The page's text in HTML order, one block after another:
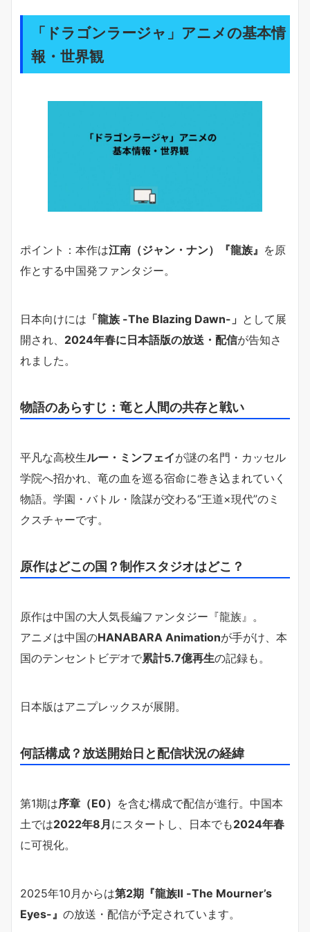
「ドラゴンラージャ」アニメの基本情
報・世界観
ポイント：本作は江南（ジャン・ナン）『龍族』 を原
作とする中国発ファンタジー。
日本向けには 「龍族 -The Blazing Dawn-」 として展
開され、 2024年春に日本語版の放送・配信が告知さ
れました。
物語のあらすじ：竜と人間の共存と戦い
平凡な高校生ルー・ミンフェイが謎の名門・カッセル
学院へ招かれ、竜の血を巡る宿命に巻き込まれていく
物語。学園・バトル・陰謀が交わる“王道×現代”のミ
クスチャーです。
原作はどこの国？制作スタジオはどこ？
原作は中国の大人気長編ファンタジー『龍族』。
アニメは中国のHANABARA Animationが手がけ、本
国のテンセントビデオで累計5.7億再生の記録も。
日本版はアニプレックスが展開。
何話構成？放送開始日と配信状況の経緯
第1期は序章（E0） を含む構成で配信が進行。中国本
土では2022年8月 にスタートし、日本でも2024年春
に可視化。
2025年10月からは第2期『龍族Ⅱ -The Mourner’s
Eyes-』 の放送・配信が予定されています。